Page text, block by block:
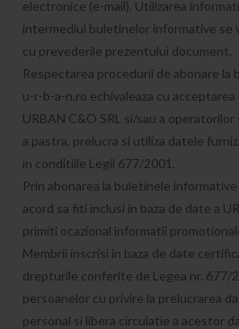
electronice (e-mail). Utilizarea
intermediul buletinelor informative se
cu prevederile prezentului document.
Respectarea procedurii de abonare la
u-r-b-a-n.ro echivaleaza cu
URBAN C&O SRL si/sau a
a pastra, prelucra si utiliza datele
in conditiile Legii 677/2001.
Prin abonarea la buletinele
acord sa fiti inclusi in baza de date a
primiti ocazional informatii
Membrii inscrisi in baza de date
drepturile conferite de Legea nr. 677/
persoanelor cu privire la prelucrarea
personal si libera circulatie a acestor